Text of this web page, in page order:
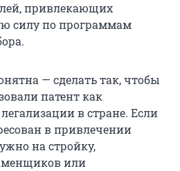
привлекающих
силу по программам
— сделать так, чтобы
патент как
в стране. Если
в привлечении
на стройку,
или